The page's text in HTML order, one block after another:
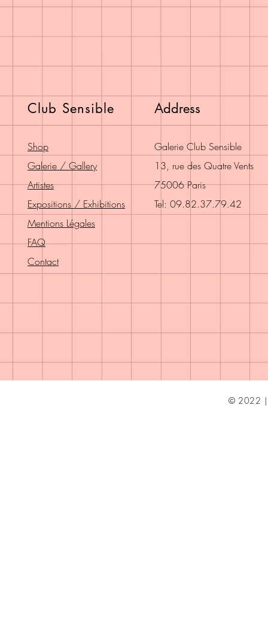
Club Sensible
Shop
Galerie / Gallery
Artistes
Expositions / Exhibitions
Mentions Légales
FAQ
Contact
Address
Galerie Club Sensible
13, rue des Quatre Vents
75006 Paris
Tel: 09.82.37.79.42
© 2022 |